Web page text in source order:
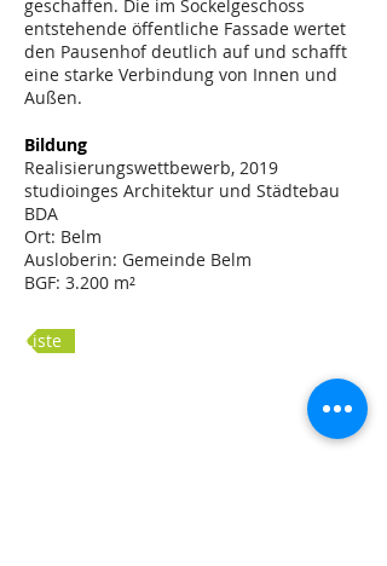
geschaffen. Die im Sockelgeschoss
entstehende öffentliche Fassade wertet
den Pausenhof deutlich auf und schafft
eine starke Verbindung von Innen und
Außen.
Bildung
Realisierungswettbewerb, 2019
studioinges Architektur und Städtebau
BDA
Ort: Belm
Ausloberin: Gemeinde Belm
BGF: 3.200 m²
Liste